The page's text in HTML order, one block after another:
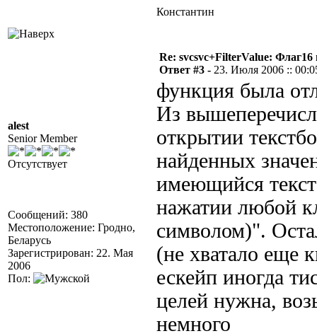
Константин
alest
Senior Member
Отсутствует
Сообщений: 380
Местоположение: Гродно,
Беларусь
Зарегистрирован: 22. Мая
2006
Пол:
Re: svcsvc+FilterValue: Флаг16
Ответ #3 - 23. Июля 2006 ::
функция была
Из
открытии
найденных
имеющийся
нажатии любой
символом)".
(не хватало еще
ескейп иногда
целей нужна,
немного